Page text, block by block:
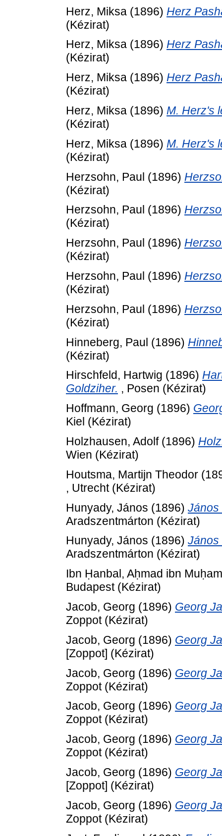
Herz, Miksa (1896) Herz
(Kézirat)
Herz, Miksa (1896) Herz
(Kézirat)
Herz, Miksa (1896) Herz
(Kézirat)
Herz, Miksa (1896) M. Herz's
(Kézirat)
Herz, Miksa (1896) M. Herz's
(Kézirat)
Herzsohn, Paul (1896)
(Kézirat)
Herzsohn, Paul (1896)
(Kézirat)
Herzsohn, Paul (1896)
(Kézirat)
Herzsohn, Paul (1896)
(Kézirat)
Herzsohn, Paul (1896)
(Kézirat)
Hinneberg, Paul (1896)
(Kézirat)
Hirschfeld, Hartwig (1896)
Goldziher. , Posen (Kézirat)
Hoffmann, Georg (1896)
Kiel (Kézirat)
Holzhausen, Adolf(1896)
Wien (Kézirat)
Houtsma, Martijn Theodor
, Utrecht (Kézirat)
Hunyady, János (1896) János
Aradszentmárton (Kézirat)
Hunyady, János (1896) János
Aradszentmárton (Kézirat)
Ibn Ḥanbal, Aḥmad ibn
Budapest (Kézirat)
Jacob, Georg (1896) Georg
Zoppot (Kézirat)
Jacob, Georg (1896) Georg
[Zoppot] (Kézirat)
Jacob, Georg (1896) Georg
Zoppot (Kézirat)
Jacob, Georg (1896) Georg
Zoppot (Kézirat)
Jacob, Georg (1896) Georg
Zoppot (Kézirat)
Jacob, Georg (1896) Georg
[Zoppot] (Kézirat)
Jacob, Georg (1896) Georg
Zoppot (Kézirat)